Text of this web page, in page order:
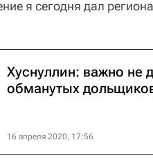
я сегодня дал
Хуснуллин: важно не
обманутых
16 апреля 2020, 17:56